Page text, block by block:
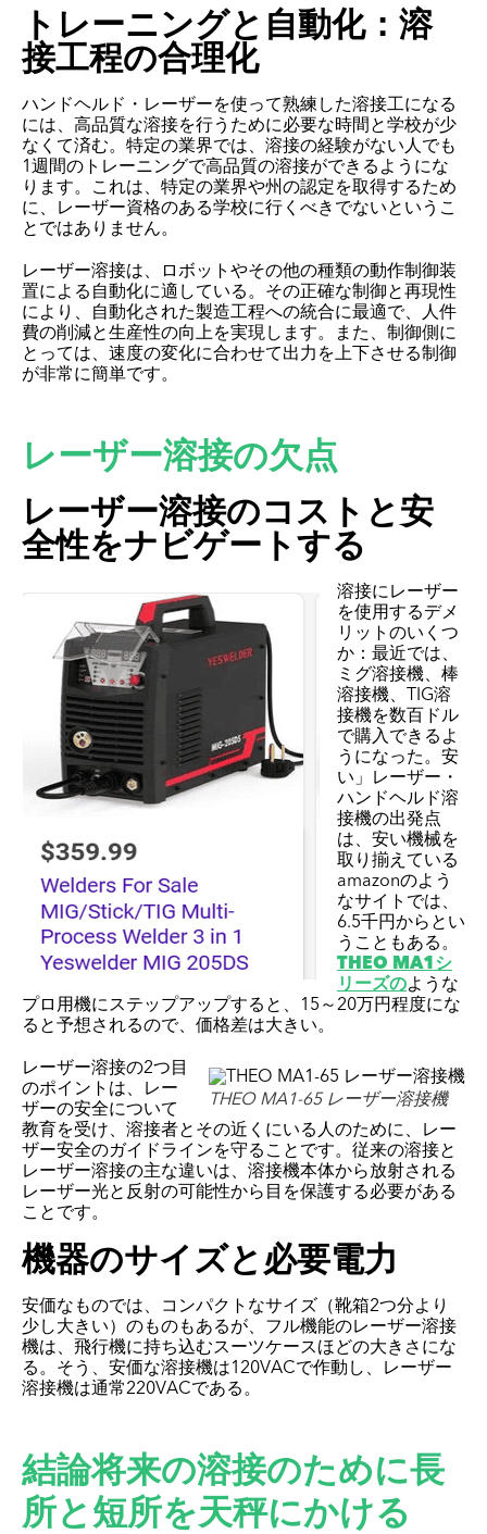
トレーニングと自動化：溶
接工程の合理化
ハンドヘルド・レーザーを使って熟練した溶接工になる
には、高品質な溶接を行うために必要な時間と学校が少
なくて済む。特定の業界では、溶接の経験がない人でも
1週間のトレーニングで高品質の溶接ができるようにな
ります。これは、特定の業界や州の認定を取得するため
に、レーザー資格のある学校に行くべきでないというこ
とではありません。
レーザー溶接は、ロボットやその他の種類の動作制御装
置による自動化に適している。その正確な制御と再現性
により、自動化された製造工程への統合に最適で、人件
費の削減と生産性の向上を実現します。また、制御側に
とっては、速度の変化に合わせて出力を上下させる制御
が非常に簡単です。
レーザー溶接の欠点
レーザー溶接のコストと安
全性をナビゲートする
溶接にレーザー
を使用するデメ
リットのいくつ
か：最近では、
ミグ溶接機、棒
溶接機、TIG溶
接機を数百ドル
で購入できるよ
うになった。安
い」レーザー・
ハンドヘルド溶
接機の出発点
は、安い機械を
取り揃えている
amazonのよう
なサイトでは、
6.5千円からとい
うこともある。
THEO MA1シ
リーズのような
プロ用機にステップアップすると、15～20万円程度にな
ると予想されるので、価格差は大きい。
THEO MA1-65 レーザー溶接機
レーザー溶接の2つ目
のポイントは、レー
ザーの安全について
教育を受け、溶接者とその近くにいる人のために、レー
ザー安全のガイドラインを守ることです。従来の溶接と
レーザー溶接の主な違いは、溶接機本体から放射される
レーザー光と反射の可能性から目を保護する必要がある
ことです。
機器のサイズと必要電力
安価なものでは、コンパクトなサイズ（靴箱2つ分より
少し大きい）のものもあるが、フル機能のレーザー溶接
機は、飛行機に持ち込むスーツケースほどの大きさにな
る。そう、安価な溶接機は120VACで作動し、レーザー
溶接機は通常220VACである。
結論将来の溶接のために長
所と短所を天秤にかける